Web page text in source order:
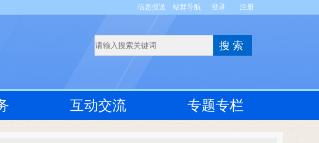
信息报送 站群导航 登录 注册
互动交流 专题专栏